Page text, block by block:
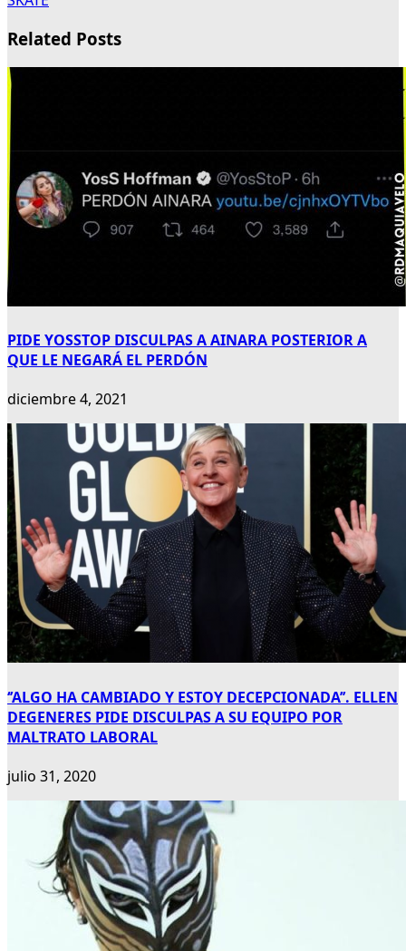
Related Posts
PIDE YOSSTOP DISCULPAS A AINARA POSTERIOR A
QUE LE NEGARÁ EL PERDÓN
diciembre 4, 2021
‘’ALGO HA CAMBIADO Y ESTOY DECEPCIONADA’’. ELLEN
DEGENERES PIDE DISCULPAS A SU EQUIPO POR
MALTRATO LABORAL
julio 31, 2020